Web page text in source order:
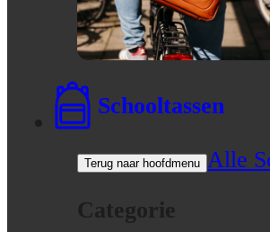
Schooltassen
Terug naar hoofdmenu Alle
Categorie